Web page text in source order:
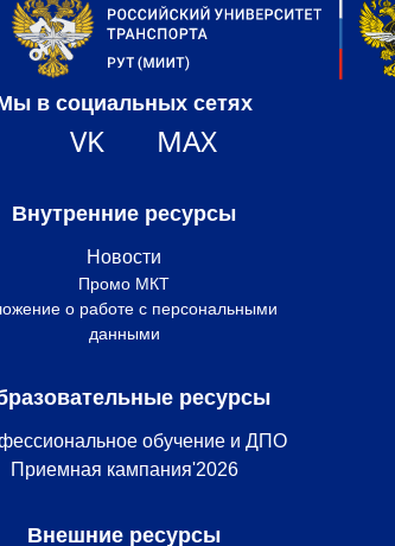
в социальных сетях
VK MAX
Внутренние ресурсы
Новости
Промо МКТ
о работе с персональными
данными
ресурсы
обучение и ДПО
Приемная кампания'2026
Внешние ресурсы